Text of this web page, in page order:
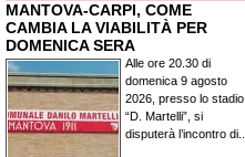
MANTOVA-CARPI, COME
CAMBIA LA VIABILITÀ PER
DOMENICA SERA
Alle ore 20.30 di
domenica 9 agosto
2026, presso lo stadio
“D. Martelli”, si
disputerà l’incontro di...